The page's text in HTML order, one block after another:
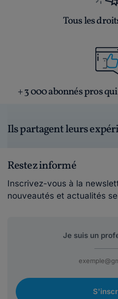
Tous les
+ 3 000 abonnés pros
Ils partagent leurs
Restez informé
Inscrivez-vous à la
nouveautés et actualités